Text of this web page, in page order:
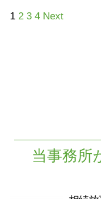
1 2 3 4 Next
当事務所